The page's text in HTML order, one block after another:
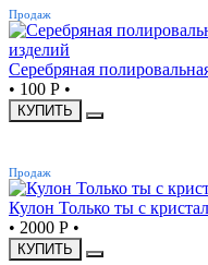
Продаж
Серебряная
• 100 Р •
КУПИТЬ
Продаж
Кулон Только ты с
• 2000 Р •
КУПИТЬ